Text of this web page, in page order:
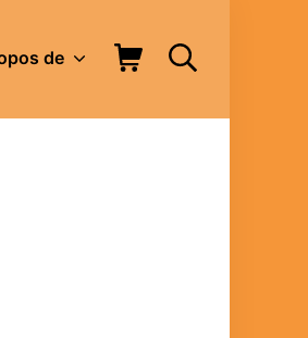
de Panier d’achat